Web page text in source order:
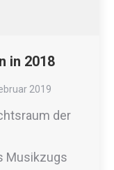
in 2018
2019
der
Musikzugs